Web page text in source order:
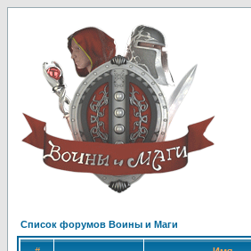
Список форумов Воины и Маги